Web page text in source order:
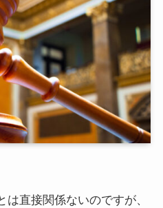
直接関係ないのですが、